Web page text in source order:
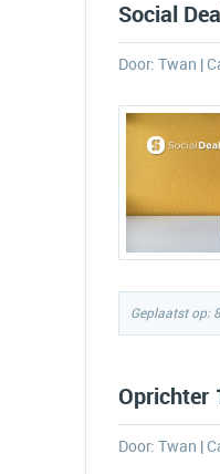
Social
Door: Twan |
Geplaatst op:
Oprichter
Door: Twan |